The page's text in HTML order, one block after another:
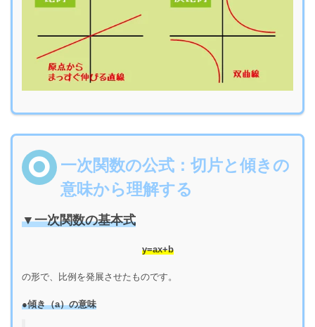
一次関数の公式：切片と傾きの
意味から理解する
▼一次関数の基本式
y=ax+b
の形で、比例を発展させたものです。
●傾き（a）の意味